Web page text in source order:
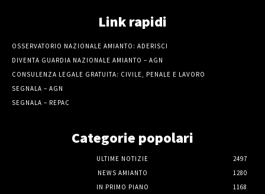
Link rapidi
OSSERVATORIO NAZIONALE AMIANTO: ADERISCI
DIVENTA GUARDIA NAZIONALE AMIANTO – AGN
CONSULENZA LEGALE GRATUITA: CIVILE, PENALE E LAVORO
SEGNALA – AGN
SEGNALA – REPAC
Categorie popolari
ULTIME NOTIZIE
2497
NEWS AMIANTO
1280
IN PRIMO PIANO
1168